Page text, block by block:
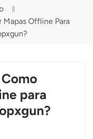
Offline Para
para